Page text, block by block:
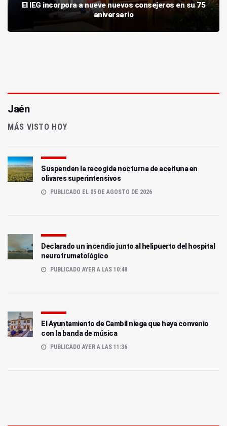
El IEG incorpora a nueve nuevos consejeros en su 75
aniversario
Jaén
MÁS VISTO HOY
Suspenden la recogida nocturna de aceituna en
olivares superintensivos
PUBLICADO EL 05 DE AGOSTO DE 2026
Declarado un incendio junto al helipuerto del hospital
neurotrumatológico
PUBLICADO AYER A LAS 10:48
El Ayuntamiento de Cambil niega que haya convenio
con la banda de música
PUBLICADO AYER A LAS 11:36